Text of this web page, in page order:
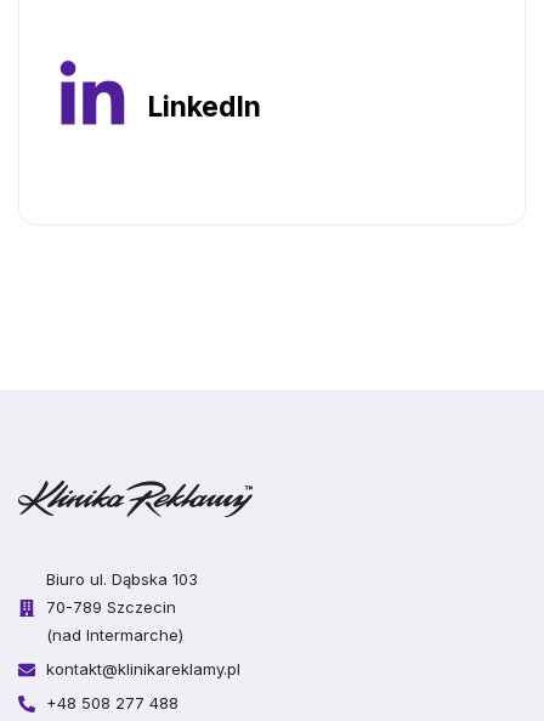
LinkedIn
Biuro ul. Dąbska 103
70-789 Szczecin
(nad Intermarche)
kontakt@klinikareklamy.pl
+48 508 277 488